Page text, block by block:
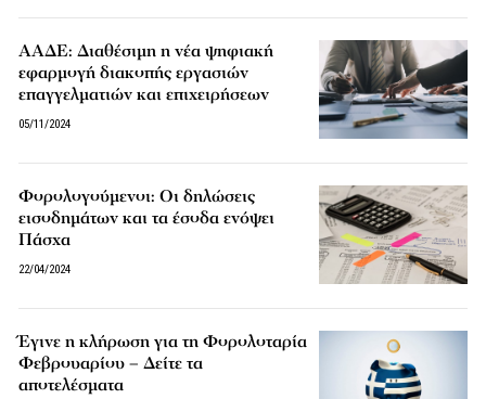
ΑΑΔΕ: Διαθέσιμη η νέα ψηφιακή
εφαρμογή διακοπής εργασιών
επαγγελματιών και επιχειρήσεων
05/11/2024
Φορολογούμενοι: Οι δηλώσεις
εισοδημάτων και τα έσοδα ενόψει
Πάσχα
22/04/2024
Έγινε η κλήρωση για τη Φορολοταρία
Φεβρουαρίου – Δείτε τα
αποτελέσματα